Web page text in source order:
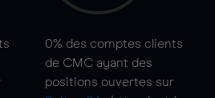
0% des comptes clients
de CMC ayant des
positions ouvertes sur